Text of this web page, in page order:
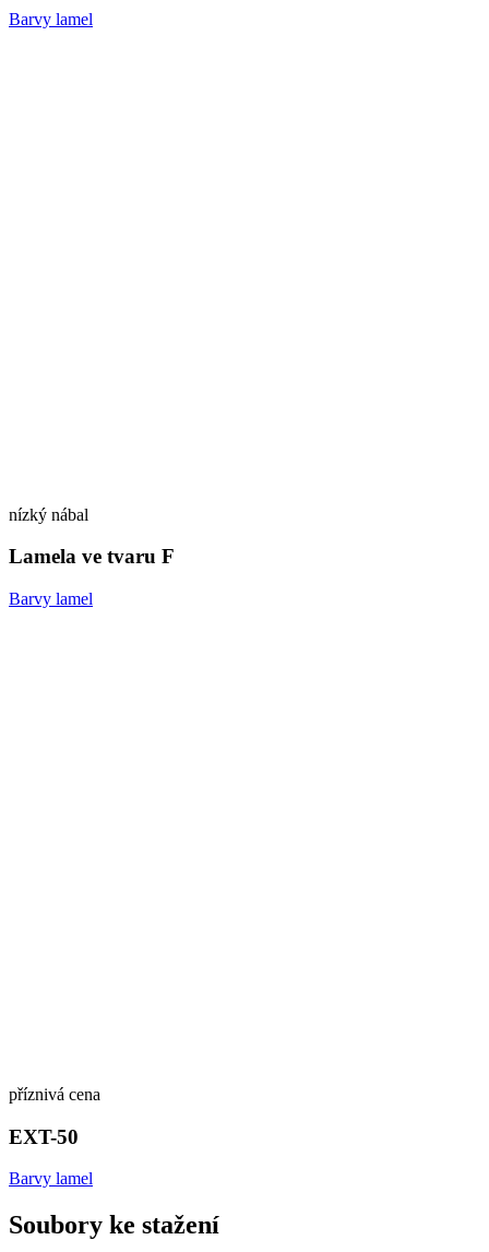
Barvy lamel
nízký nábal
Lamela ve tvaru F
Barvy lamel
příznivá cena
EXT-50
Barvy lamel
Soubory ke stažení